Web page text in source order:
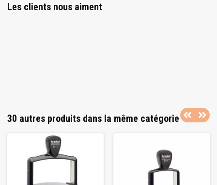
Les clients nous aiment
30 autres produits dans la même catégorie